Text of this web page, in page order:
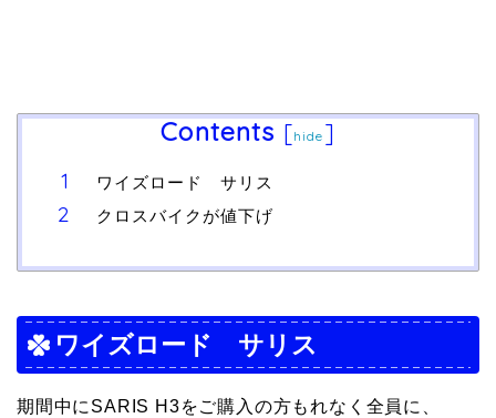
Contents [hide ]
ワイズロード サリス
クロスバイクが値下げ
ワイズロード サリス
期間中にSARIS H3をご購入の方もれなく全員に、